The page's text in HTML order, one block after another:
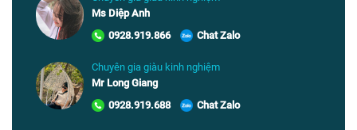
Ms Diệp Anh
0928.919.866
Chat Zalo
Chuyên gia giàu kinh nghiệm
Mr Long Giang
0928.919.688
Chat Zalo